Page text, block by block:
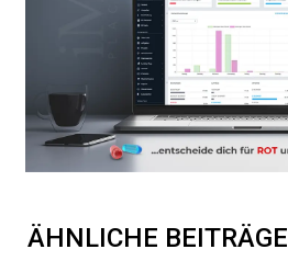
ÄHNLICHE BEITRÄGE